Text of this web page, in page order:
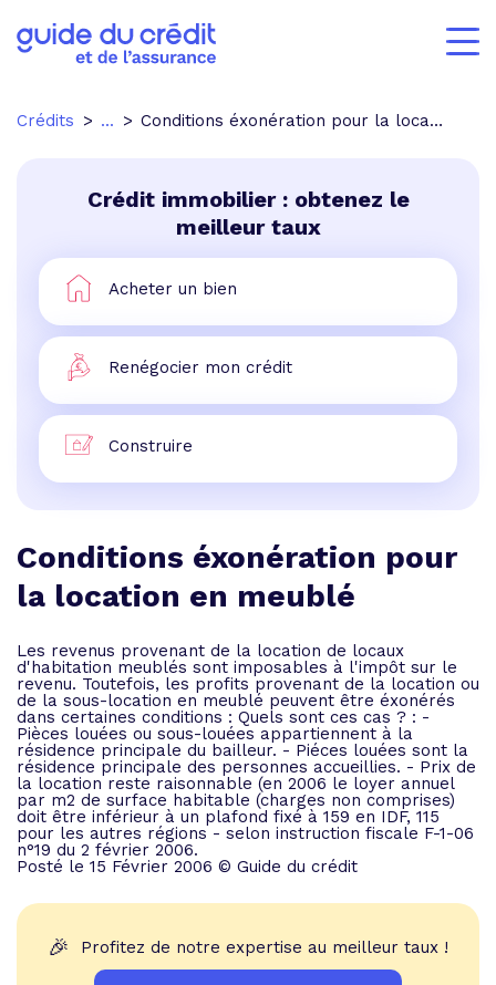
Crédits ... Conditions éxonération pour la location en meublé
Crédit immobilier : obtenez le
meilleur taux
Acheter un bien
Renégocier mon crédit
Construire
Conditions éxonération pour
la location en meublé
Les revenus provenant de la location de locaux
d'habitation meublés sont imposables à l'impôt sur le
revenu. Toutefois, les profits provenant de la location ou
de la sous-location en meublé peuvent être éxonérés
dans certaines conditions : Quels sont ces cas ? : -
Pièces louées ou sous-louées appartiennent à la
résidence principale du bailleur. - Piéces louées sont la
résidence principale des personnes accueillies. - Prix de
la location reste raisonnable (en 2006 le loyer annuel
par m2 de surface habitable (charges non comprises)
doit être inférieur à un plafond fixé à 159 en IDF, 115
pour les autres régions - selon instruction fiscale F-1-06
n°19 du 2 février 2006.
Posté le 15 Février 2006 © Guide du crédit
🎉 Profitez de notre expertise au meilleur taux !